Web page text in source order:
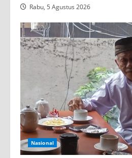
Rabu, 5 Agustus 2026
Nasional